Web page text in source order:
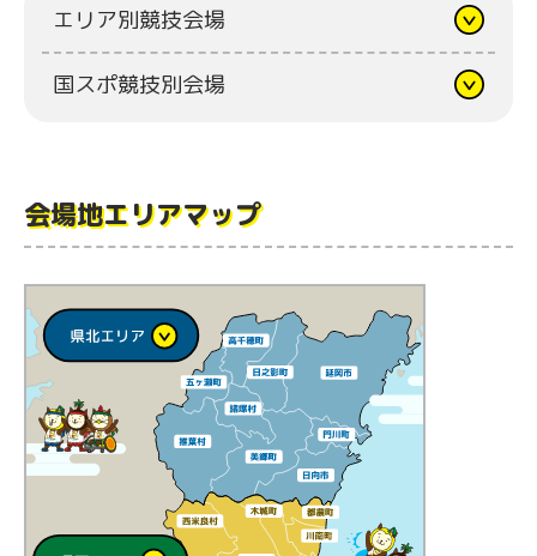
エリア別競技会場
国スポ競技別会場
会場地エリアマップ